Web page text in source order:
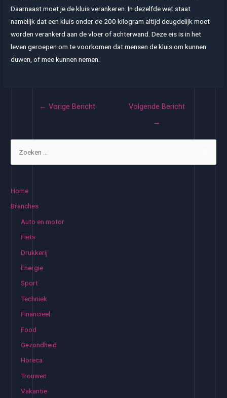
Daarnaast moet je de kluis verankeren. In dezelfde wet staat
namelijk dat een kluis onder de 200 kilogram altijd deugdelijk moet
worden verankerd aan de vloer of achterwand. Deze eis is in het
leven geroepen om te voorkomen dat mensen de kluis om kunnen
duwen, of mee kunnen nemen.
← Vorige Bericht
Volgende Bericht
→
Home
Branches
Auto en motor
Fiets
Drukkerij
Energie
Sport
Techniek
Financieel
Food
Gezondheid
Horeca
Trouwen
Vakantie